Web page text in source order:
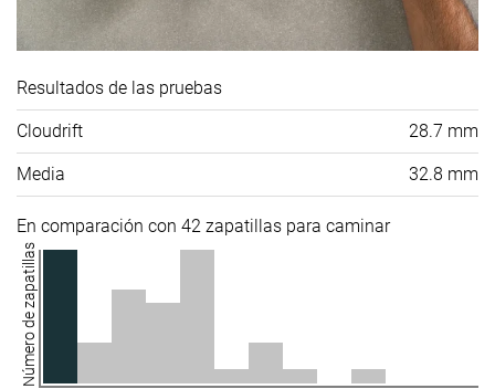
Resultados de las pruebas
Cloudrift 28.7 mm
Media 32.8 mm
En comparación con 42 zapatillas para caminar
Número de zapatillas